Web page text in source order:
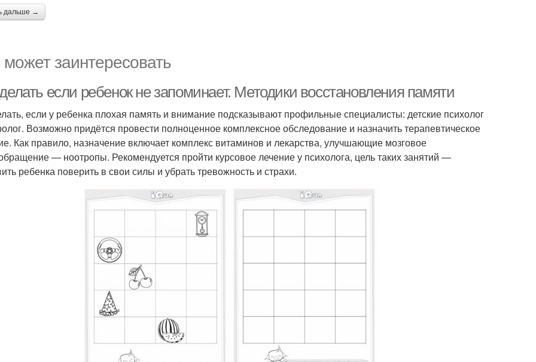
дальше →
заинтересовать
если ребенок не запоминает. Методики восстановления памяти
если у ребенка плохая память и внимание подсказывают профильные специалисты: детские психолог
Возможно придётся провести полноценное комплексное обследование и назначить терапевтическое
Как правило, назначение включает комплекс витаминов и лекарства, улучшающие мозговое
— ноотропы. Рекомендуется пройти курсовое лечение у психолога, цель таких занятий —
ребенка поверить в свои силы и убрать тревожность и страхи.